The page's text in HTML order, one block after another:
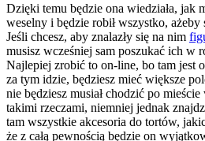
Dzięki temu będzie ona wiedziała, jak
weselny i będzie robił wszystko, ażeby
Jeśli chcesz, aby znalazły się na nim
musisz wcześniej sam poszukać ich w
Najlepiej zrobić to on-line, bo tam jest
za tym idzie, będziesz mieć większe
nie będziesz musiał chodzić po
takimi rzeczami, niemniej jednak
tam wszystkie akcesoria do tortów,
że z całą pewnością będzie on